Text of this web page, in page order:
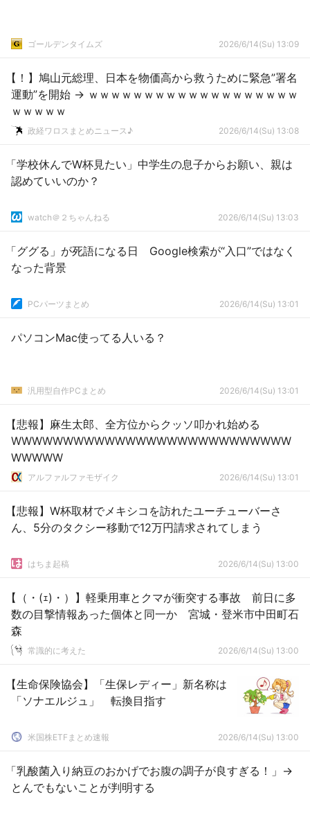
ゴールデンタイムズ 2026/6/14(Su) 13:09
【！】鳩山元総理、日本を物価高から救うために緊急”署名
運動”を開始 → ｗｗｗｗｗｗｗｗｗｗｗｗｗｗｗｗｗｗｗ
ｗｗｗｗｗ
政経ワロスまとめニュース♪ 2026/6/14(Su) 13:08
「学校休んでW杯見たい」中学生の息子からお願い、親は
認めていいのか？
watch＠２ちゃんねる 2026/6/14(Su) 13:03
「ググる」が死語になる日 Google検索が“入口”ではなく
なった背景
PCパーツまとめ 2026/6/14(Su) 13:01
パソコンMac使ってる人いる？
汎用型自作PCまとめ 2026/6/14(Su) 13:01
【悲報】麻生太郎、全方位からクッソ叩かれ始める
WWWWWWWWWWWWWWWWWWWWWWWWWWW
WWWWW
アルファルファモザイク 2026/6/14(Su) 13:01
【悲報】W杯取材でメキシコを訪れたユーチューバーさ
ん、5分のタクシー移動で12万円請求されてしまう
はちま起稿 2026/6/14(Su) 13:00
【（・(ｪ)・）】軽乗用車とクマが衝突する事故 前日に多
数の目撃情報あった個体と同一か 宮城・登米市中田町石
森
常識的に考えた 2026/6/14(Su) 13:00
【生命保険協会】「生保レディー」新名称は
「ソナエルジュ」 転換目指す
米国株ETFまとめ速報 2026/6/14(Su) 13:00
「乳酸菌入り納豆のおかげでお腹の調子が良すぎる！」→
とんでもないことが判明する